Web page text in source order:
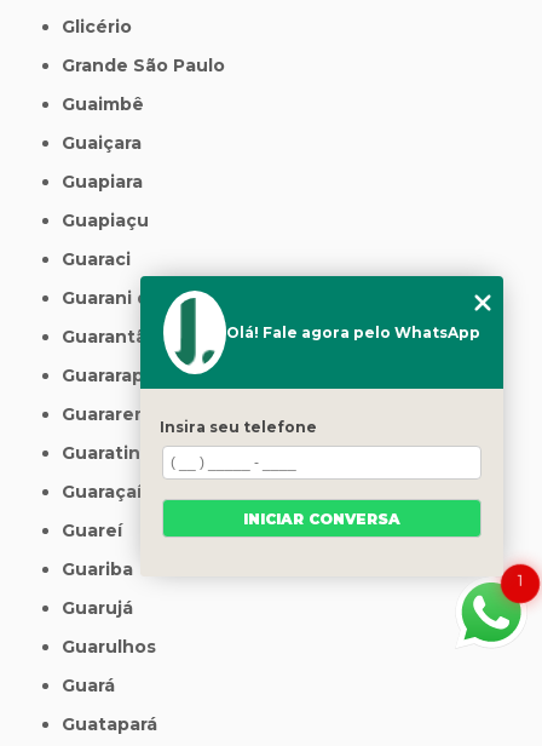
Glicério
Grande São Paulo
Guaimbê
Guaiçara
Guapiara
Guapiaçu
Guaraci
Guarani d'Oeste
Guarantã
Guararapes
Guararema
Guaratinguetá
Guaraçaí
Guareí
Guariba
Guarujá
Guarulhos
Guará
Guatapará
1
Olá! Fale agora pelo WhatsApp
Insira seu telefone
INICIAR CONVERSA